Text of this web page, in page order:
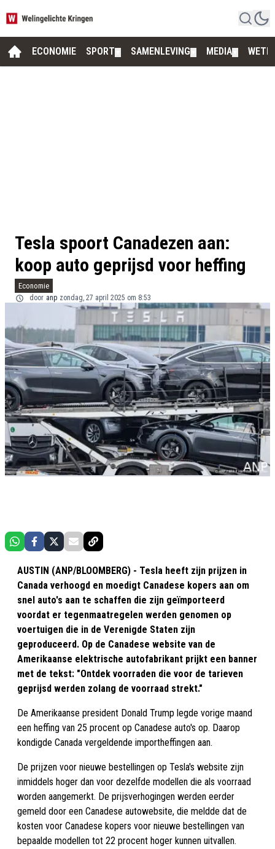
ECONOMIE SPORT SAMENLEVING MEDIA
Tesla spoort Canadezen aan:
koop auto geprijsd voor heffing
Economie
door anp zondag, 27 april 2025 om 8:53
AUSTIN (ANP/BLOOMBERG) - Tesla heeft zijn prijzen in
Canada verhoogd en moedigt Canadese kopers aan om
snel auto's aan te schaffen die zijn geïmporteerd
voordat er tegenmaatregelen werden genomen op
voertuigen die in de Verenigde Staten zijn
geproduceerd. Op de Canadese website van de
Amerikaanse elektrische autofabrikant prijkt een banner
met de tekst: "Ontdek voorraden die voor de tarieven
geprijsd werden zolang de voorraad strekt."
De Amerikaanse president Donald Trump legde vorige maand
een heffing van 25 procent op Canadese auto's op. Daarop
kondigde Canada vergeldende importheffingen aan.
De prijzen voor nieuwe bestellingen op Tesla's website zijn
inmiddels hoger dan voor dezelfde modellen die als voorraad
worden aangemerkt. De prijsverhogingen werden eerder
gemeld door een Canadese autowebsite, die meldde dat de
kosten voor Canadese kopers voor nieuwe bestellingen van
bepaalde modellen tot 22 procent hoger kunnen uitvallen.